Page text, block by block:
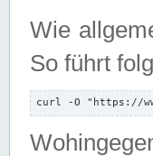
Wie
So führt
curl -O "https://